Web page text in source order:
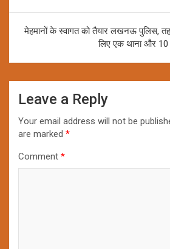
मेहमानों के स्वागत को तैयार लखनऊ पुलिस,
लिए एक थाना और 10
Leave a Reply
Your email address will not be
are marked *
Comment *